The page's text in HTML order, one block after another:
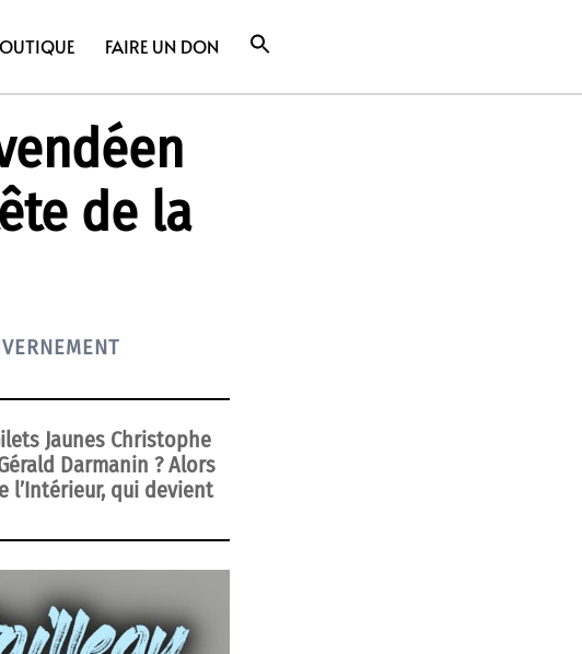
FAIRE UN DON
de la
Jaunes Christophe
Darmanin ? Alors
l’Intérieur, qui devient